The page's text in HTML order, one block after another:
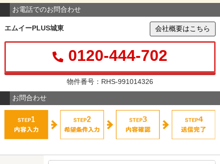
お電話でのお問合わせ
エムイーPLUS城東 会社概要はこちら
0120-444-702
物件番号：RHS-991014326
お問合わせ